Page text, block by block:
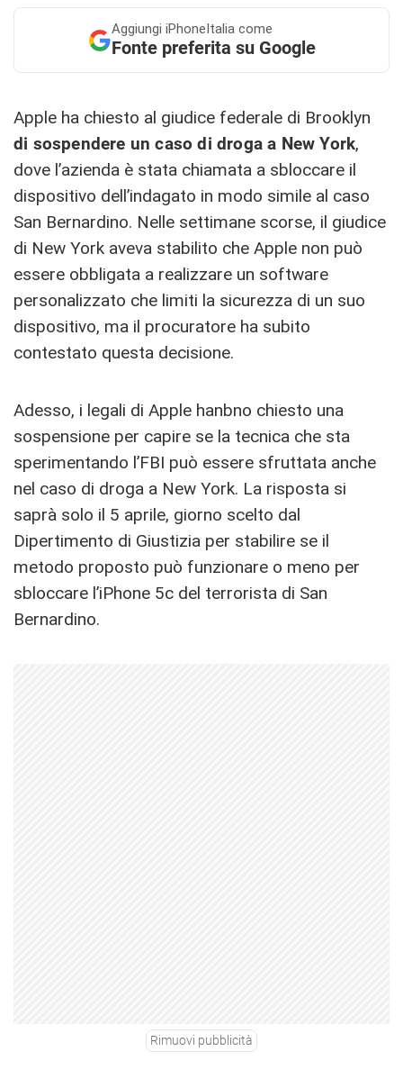
Aggiungi iPhoneItalia come
Fonte preferita su Google
Apple ha chiesto al giudice federale di Brooklyn
di sospendere un caso di droga a New York,
dove l’azienda è stata chiamata a sbloccare il
dispositivo dell’indagato in modo simile al caso
San Bernardino. Nelle settimane scorse, il giudice
di New York aveva stabilito che Apple non può
essere obbligata a realizzare un software
personalizzato che limiti la sicurezza di un suo
dispositivo, ma il procuratore ha subito
contestato questa decisione.
Adesso, i legali di Apple hanbno chiesto una
sospensione per capire se la tecnica che sta
sperimentando l’FBI può essere sfruttata anche
nel caso di droga a New York. La risposta si
saprà solo il 5 aprile, giorno scelto dal
Dipertimento di Giustizia per stabilire se il
metodo proposto può funzionare o meno per
sbloccare l’iPhone 5c del terrorista di San
Bernardino.
Rimuovi pubblicità